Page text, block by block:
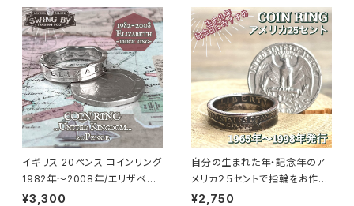
イギリス 20ペンス コインリング
1982年～2008年/エリザベス
面（リング幅4.7mm）
¥3,300
自分の生まれた年・記念年のア
メリカ２５セントで指輪をお作り
します
¥2,750